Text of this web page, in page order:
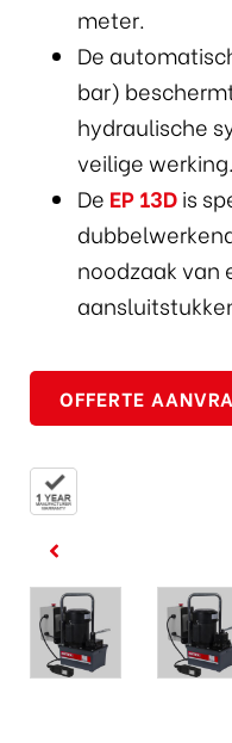
meter.
De
bar)
hydraulische
veilige werking.
De EP 13Dis
noodzaak van
OFFERTE